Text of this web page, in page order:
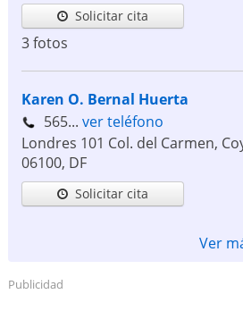
Solicitar cita
3 fotos
Karen O. Bernal Huerta
565... ver teléfono
Londres 101 Col. del Carmen,
06100, DF
Solicitar cita
Ver
Publicidad